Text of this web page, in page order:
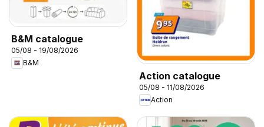
B&M catalogue
05/08 - 19/08/2026
B&M
Action catalogue
05/08 - 11/08/2026
Action